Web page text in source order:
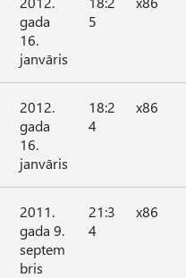
gada
16.
janvāris
5
2012.
gada
16.
janvāris
18:2
4
x86
2011.
gada 9.
septem
bris
21:3
4
x86